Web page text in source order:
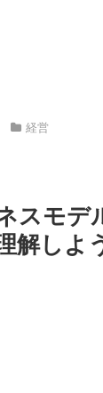
経営
スモデ
解しよ